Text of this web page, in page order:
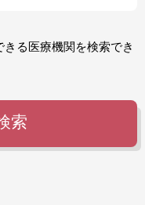
る医療機関を検索でき
索